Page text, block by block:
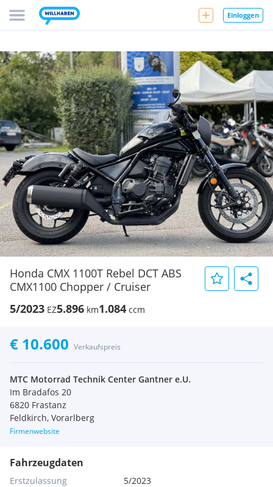
Einloggen
Honda CMX 1100T Rebel DCT ABS
CMX1100 Chopper / Cruiser
5/2023 EZ5.896 km1.084 ccm
€ 10.600 Verkaufspreis
MTC Motorrad Technik Center Gantner e.U.
Im Bradafos 20
6820 Frastanz
Feldkirch, Vorarlberg
Firmenwebsite
Fahrzeugdaten
Erstzulassung
5/2023